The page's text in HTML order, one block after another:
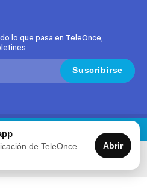
lo que pasa en TeleOnce,
Suscribirse
Todos los derechos reservados.
de TeleOnce
Abrir